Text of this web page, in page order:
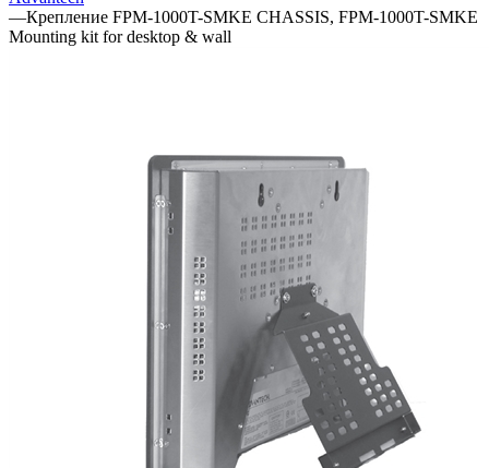
—Крепление FPM-1000T-SMKE CHASSIS, FPM-1000T-SMKE
Mounting kit for desktop & wall